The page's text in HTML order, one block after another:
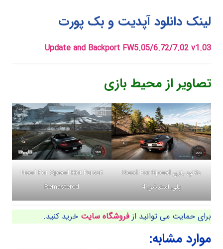
لینک دانلود آپدیت و بک پورت
Update and Backport FW5.05/6.72/7.02 v1.03
تصاویر از محیط بازی
دانلود بازی Need For Speed
پلی استیشن 4
Need For Speed Hot Pursuit
Remastered
برای حمایت می توانید از فروشگاه سایت خرید کنید.
موارد مشابه: